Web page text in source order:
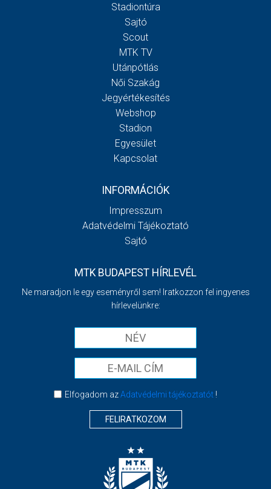
Stadiontúra
Sajtó
Scout
MTK TV
Utánpótlás
Női Szakág
Jegyértékesítés
Webshop
Stadion
Egyesület
Kapcsolat
INFORMÁCIÓK
Impresszum
Adatvédelmi Tájékoztató
Sajtó
MTK BUDAPEST HÍRLEVÉL
Ne maradjon le egy eseményről sem! Iratkozzon fel ingyenes
hírlevelünkre:
Elfogadom azAdatvédelmi tájékoztatót!
FELIRATKOZOM